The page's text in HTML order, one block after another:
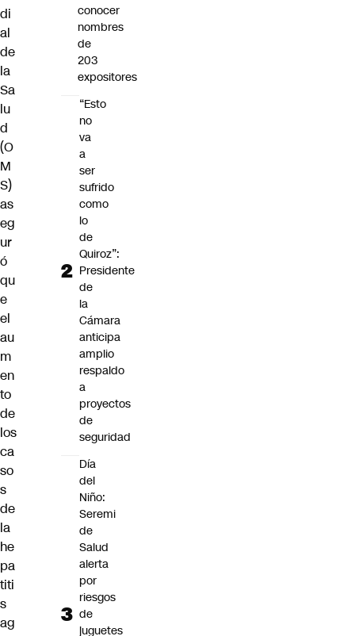
di
al
de
la
Sa
lu
d
(O
M
S)
as
eg
ur
ó
qu
e
el
au
m
en
to
de
los
ca
so
s
de
la
he
pa
titi
s
ag
conocer
nombres
de
203
expositores
“Esto
no
va
a
ser
sufrido
como
lo
de
Quiroz”:
Presidente
de
la
Cámara
anticipa
amplio
respaldo
a
proyectos
de
seguridad
Día
del
Niño:
Seremi
de
Salud
alerta
por
riesgos
de
juguetes